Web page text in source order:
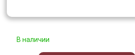
В наличии